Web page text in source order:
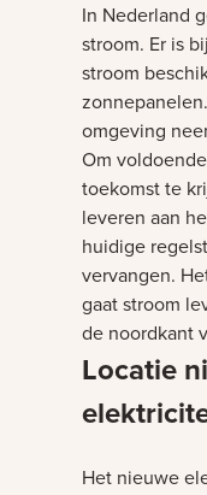
In Nederland
stroom. Er is
stroom
omgeving
Om
toekomst te
leveren aan
huidige
vervangen.
gaat stroom
de noordkant
Locatie
Het nieuwe